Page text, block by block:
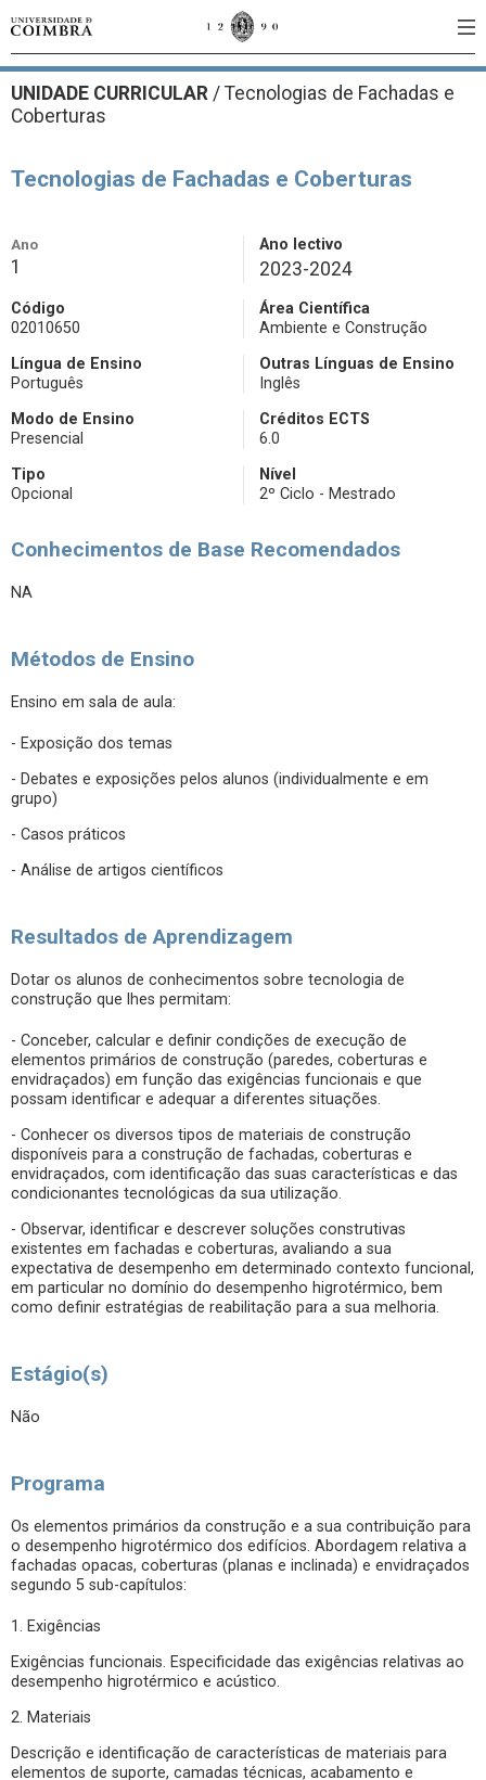
UNIDADE CURRICULAR / Tecnologias de Fachadas e
Coberturas
Tecnologias de Fachadas e Coberturas
Ano
1
Ano lectivo
2023-2024
Código
02010650
Área Científica
Ambiente e Construção
Língua de Ensino
Português
Outras Línguas de Ensino
Inglês
Modo de Ensino
Presencial
Créditos ECTS
6.0
Tipo
Opcional
Nível
2º Ciclo - Mestrado
Conhecimentos de Base Recomendados
NA
Métodos de Ensino
Ensino em sala de aula:
- Exposição dos temas
- Debates e exposições pelos alunos (individualmente e em
grupo)
- Casos práticos
- Análise de artigos científicos
Resultados de Aprendizagem
Dotar os alunos de conhecimentos sobre tecnologia de
construção que lhes permitam:
- Conceber, calcular e definir condições de execução de
elementos primários de construção (paredes, coberturas e
envidraçados) em função das exigências funcionais e que
possam identificar e adequar a diferentes situações.
- Conhecer os diversos tipos de materiais de construção
disponíveis para a construção de fachadas, coberturas e
envidraçados, com identificação das suas características e das
condicionantes tecnológicas da sua utilização.
- Observar, identificar e descrever soluções construtivas
existentes em fachadas e coberturas, avaliando a sua
expectativa de desempenho em determinado contexto funcional,
em particular no domínio do desempenho higrotérmico, bem
como definir estratégias de reabilitação para a sua melhoria.
Estágio(s)
Não
Programa
Os elementos primários da construção e a sua contribuição para
o desempenho higrotérmico dos edifícios. Abordagem relativa a
fachadas opacas, coberturas (planas e inclinada) e envidraçados
segundo 5 sub-capítulos:
1. Exigências
Exigências funcionais. Especificidade das exigências relativas ao
desempenho higrotérmico e acústico.
2. Materiais
Descrição e identificação de características de materiais para
elementos de suporte, camadas técnicas, acabamento e